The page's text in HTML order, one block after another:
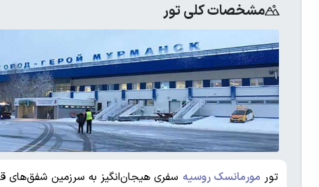
مشخصات کلی تور
تور مورمانسک روسیه سفری هیجان‌انگیز به سرزمین شفق‌های